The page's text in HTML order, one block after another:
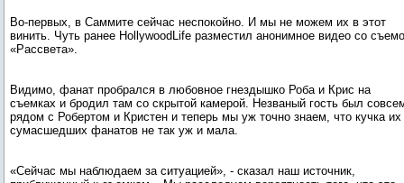
Во-первых, в Саммите сейчас неспокойно. И мы не можем их в этот
винить. Чуть ранее HollywoodLife разместил анонимное видео со
«Рассвета».
Видимо, фанат пробрался в любовное гнездышко Роба и Крис на
съемках и бродил там со скрытой камерой. Незваный гость был
рядом с Робертом и Кристен и теперь мы уж точно знаем, что кучка их
сумасшедших фанатов не так уж и мала.
«Сейчас мы наблюдаем за ситуацией», - сказал наш источник,